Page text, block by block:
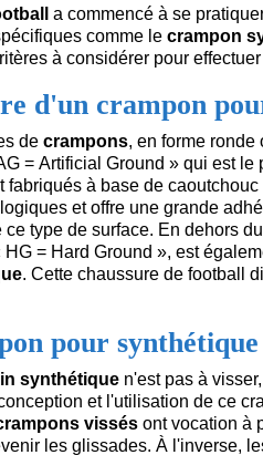
a commencé à se
comme le crampon
à considérer pour
d'un crampon
de crampons, en forme
= Artificial Ground » qui est le
fabriqués à base de
et offre une grande
type de surface. En dehors
= Hard Ground », est
. Cette chaussure de football
pour synthétique
synthétique n'est pas à
et l'utilisation de ce
vissés ont vocation à
les glissades. À l'inverse,